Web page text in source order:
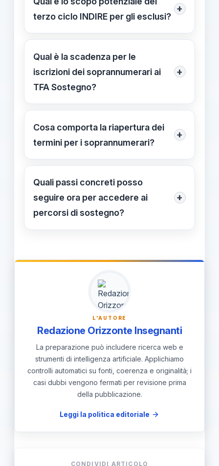
terzo ciclo INDIRE per gli esclusi?
+
È in fase di valutazione e destinato ai
docenti esclusi per motivi temporali,
tecnici o burocratici legati
all’iscrizione ai percorsi esteri; al
Qual è la scadenza per le
iscrizioni dei soprannumerari ai
TFA Sostegno?
+
Le nuove iscrizioni restano aperte
fino al 15/05/2026 alle 15:00; si
consiglia di consultare i bandi di
documentazione necessaria.
Cosa comporta la riapertura dei
termini per i soprannumerari?
+
Si tratta di una misura concreta
prevista per i soprannumerari;
l’attenzione è rivolta ai bandi degli
atenei interessati e alle eventuali
Quali passi concreti posso
seguire ora per accedere ai
percorsi di sostegno?
+
Per il terzo ciclo INDIRE, verifica i
che dimostrino la tua situazione e
resta in contatto con l’ufficio di
riferimento per aggiornamenti; per i
soprannumerari, effettua l’iscrizione
online entro il 15/05/2026 15:00,
verifica i requisiti dei corsi e monitora
le richieste di integrazione.
L'AUTORE
Redazione Orizzonte Insegnanti
La preparazione può includere ricerca web e
strumenti di intelligenza artificiale. Applichiamo
controlli automatici su fonti, coerenza e originalità; i
casi dubbi vengono fermati per revisione prima
della pubblicazione.
Leggi la politica editoriale
CONDIVIDI ARTICOLO